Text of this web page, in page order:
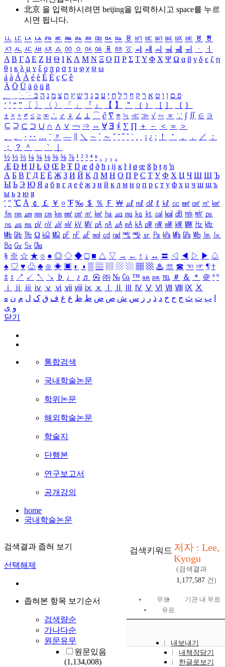
北京 을 입력하시려면 beijing을 입력하시고 space를 누르
시면 됩니다.
ㅥ ㅦ ㅧ ㅨ ㅩ ㅪ ㅫ ㅬ ㅭ ㅮ ㅯ ㅰ ㅱ ㅲ ㅳ ㅴ ㅵ ㅶ ㅷ ㅸ
ㅹ
ㅺ ㅻ ㅼ ㅽ ㅾ ㅿ ㆀ ㆁ ㆂ ㆃ ㆄ ㆅ ㆆ ㆇ ㆈ ㆉ ㆊ ㆋ ㆌ ㆍ
ㆎ
Α Β ΓΔ Ε Ζ Η Θ Ι ΚΛ Μ Ν Ξ Ο Π Ρ Σ ΤΥ Φ Χ Ψ Ω α β γ δ ε ζ η
θ ι κ λ μ ν ξ ο π ρ σ τ υ φ χ ψ ω
á à Á À é è É È ç Ç ê
Ä Ö Ü ä ö ü ß
ִֶֹ ֻּ ׁׂ פ ם ן ו ט א ר ק ף ך ל ח י ע כ ג ד ש ץ ת צ מ נ ה ב
‘ ’ “ ” 〔 〕 〈 〉 「 」 『 』 【 】 ＂ （ ） ［ ］ ｛ ｝
± × ÷ ≠ ≤ ≥ ∞ ∴ ♂ ♀ ∠ ⊥ ⌒ ∂ ∇ ≡ ≒ ≪ ≫ √ ∽ ∝ ∵ ∫ ∬ ∈ ∋
⊆ ⊇ ⊂ ⊃ ∪ ∩ ∧ ∨ ￢ ⇒ ⇔ ∀ ∃ ∮ ∑ ∏ ＋ － ＜ ＝
＞
、
。 · ‥ … ¨ 〃 ― ＼ ∼ ´ ～ ˇ ˘ ˝ ˚ ˙ ¸ ¡ ¿ ː ！ ＇ ， ． ／
：
；
？ ＾ ｀
½ ⅓ ⅔ ¼ ¾ ⅛ ⅜ ⅝ ⅞ ¹ ² ³ ⁴ ⁿ ₁ ₂ ₃ ₄
Æ Ð Ħ Ĳ Ł Ø Œ Þ Ŧ Ŋ æ đ ð ħ ı ĳ ĸ ŀ ł ø œ ß þ ŧ ŋ ŉ
А Б В Г Д Е Ё Ж З И Й К Л М Н О П Р С Т У Ф Х Ц Ч Ш Щ Ъ
Ы Ь Э Ю Я а б в г д е ё ж з и й к л м н о п р с т у ф х ц ч ш щ ъ
ы ь э ю я
′ ″ ℃ Å ￠ ￡ ￥ ¤ ℉ ‰ ＄ ％ Ｆ ￦ ㎕ ㎖ ㎗ ℓ ㎘ ㏄ ㎣ ㎤ ㎥ ㎦
㎙ ㎚ ㎛ ㎜ ㎝ ㎞ ㎟ ㎠ ㎡ ㎢ ㏊ ㎍ ㎎ ㎏ ㏏ ㎈ ㎉ ㏈ ㎧ ㎨ ㎰
㎱ ㎲ ㎳ ㎴ ㎵ ㎶ ㎷ ㎸ ㎹ ㎀ ㎁ ㎂ ㎃ ㎄ ㎺ ㎻ ㎽ ㎾ ㎿ ㎐ ㎑
㎒ ㎓ ㎔ Ω ㏀ ㏁ ㎊ ㎋ ㎌ ㏖ ㏅ ㎭ ㎮ ㎯ ㏛ ㎩ ㎪ ㎫ ㎬ ㏝ ㏐
㏓
㏃ ㏉ ㏜ ㏆
§ ※ ☆ ★ ○ ● ◎ ◇ ◆ □ ■ △ ▽ → ← ↑ ↓ ↔ 〓 ◁ ◀ ▷ ▶ ♤
♠ ♡ ♥ ♧ ♣ ⊙ ◈ ▣ ◐ ◑ ▒ ▤ ▨ ▧ ▦ ▩ ♨ ☏ ☎ ☜ ☞ ¶ †
‡ ↕ ↗ ↙ ↖ ↘ ♭ ♩ ♪ ♬ ㉿ ㈜ № ㏇ ™ ㏂ ㏘ ℡ ＃ ＆ ＊ ＠ ª º
ⅰ
ⅱ ⅲ ⅳ ⅴ ⅵ ⅶ ⅷ ⅸ ⅹ Ⅳ Ⅴ Ⅵ Ⅶ Ⅷ Ⅸ Ⅹ
ب ت ث ج ح خ د ذ ر ز س ش ص ض ط ظ ع غ ف ق ک ل م ن ه
و ی
닫기
통합검색
국내학술논문
학위논문
해외학술논문
학술지
단행본
연구보고서
공개강의
home
국내학술논문
검색결과 좁혀 보기
선택해제
좁혀본 항목 보기순서
검색량순
가나다순
원문유무
원문있음
(1,134,008)
검색키워드 저자 : Lee,
Kyogu
(검색결과
1,177,587 건)
무료
기관 내 무료
유료
내보내기
내책장담기
한글로보기